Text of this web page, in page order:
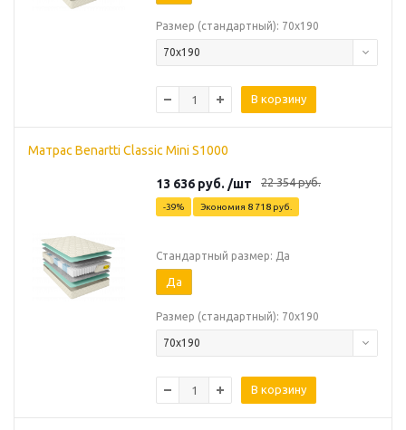
Размер (стандартный): 70х190
70х190
В корзину
Матрас Benartti Classic Mini S1000
13 636 руб. /шт 22 354руб.
-39% Экономия 8 718 руб.
Стандартный размер: Да
Да
Размер (стандартный): 70х190
70х190
В корзину